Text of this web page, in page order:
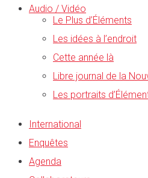
Audio / Vidéo
Le Plus d’Éléments
Les idées à l’endroit
Cette année là
Libre journal de la
Les portraits
International
Enquêtes
Agenda